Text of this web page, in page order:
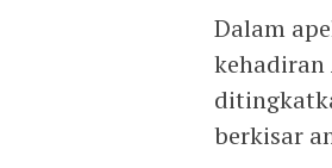
Dalam
kehadiran
berkisar